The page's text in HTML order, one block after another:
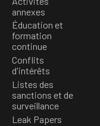
annexes
Éducation et
formation
continue
Conflits
d'intérêts
Listes des
sanctions et de
surveillance
Leak Papers